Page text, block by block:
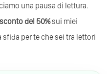
una pausa di lettura.
sconto del 50%sui miei
per te che sei tra lettori